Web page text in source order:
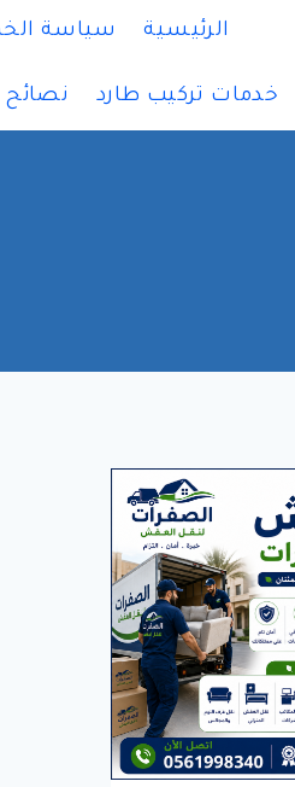
الرئيسية سياسة
خدمات تركيب طارد نصائح